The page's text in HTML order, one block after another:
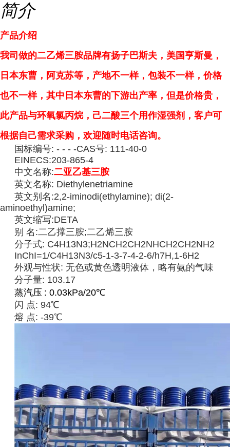
简介
产品介绍
我司做的二乙烯三胺品牌有扬子巴斯夫，美国亨斯曼，
日本东曹，阿克苏等，产地不一样，包装不一样，价格
也不一样，其中日本东曹的下游出产率，但是价格贵，
此产品与环氧氯丙烷，己二酸三个用作湿强剂，客户可
根据自己需求采购，欢迎随时电话咨询。
国标编号: - - - -CAS号: 111-40-0
EINECS:203-865-4
中文名称:二亚乙基三胺
英文名称: Diethylenetriamine
英文别名:2,2-iminodi(ethylamine); di(2-
aminoethyl)amine;
英文缩写:DETA
别 名:二乙撑三胺;二乙烯三胺
分子式: C4H13N3;H2NCH2CH2NHCH2CH2NH2
InChI=1/C4H13N3/c5-1-3-7-4-2-6/h7H,1-6H2
外观与性状: 无色或黄色透明液体，略有氨的气味
分子量: 103.17
蒸汽压 : 0.03kPa/20℃
闪 点: 94℃
熔 点: -39℃